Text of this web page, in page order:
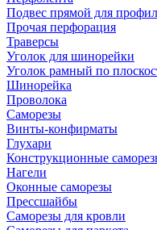
Подвес прямой для
Прочая перфорация
Траверсы
Уголок для шинорейки
Уголок рамный по
Шинорейка
Проволока
Саморезы
Винты-конфирматы
Глухари
Конструкционные
Нагели
Оконные саморезы
Прессшайбы
Саморезы для кровли